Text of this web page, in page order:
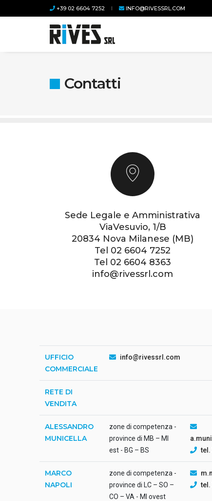
+39 02 6604 7252 INFO@RIVESSRL.COM
Contatti
Sede Legale e Amministrativa
ViaVesuvio, 1/B
20834 Nova Milanese (MB)
Tel 02 6604 7252
Tel 02 6604 8363
info@rivessrl.com
UFFICIO
COMMERCIALE
info@rivessrl.com
RETE DI
VENDITA
ALESSANDRO
MUNICELLA
zone di competenza -
province di MB – MI
est - BG – BS
tel.
MARCO
NAPOLI
zone di competenza -
province di LC – SO –
CO – VA - MI ovest
tel.